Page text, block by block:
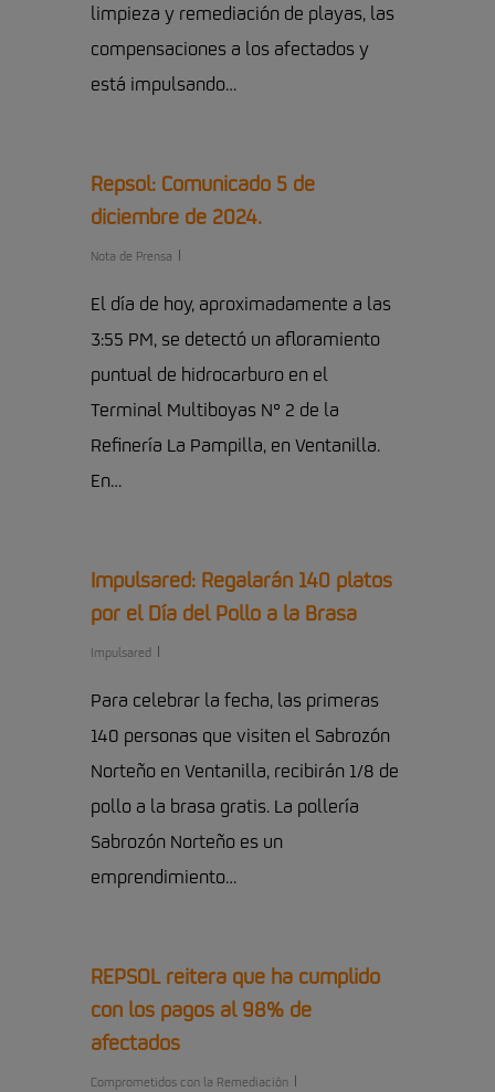
limpieza y remediación de playas, las
compensaciones a los afectados y
está impulsando…
Repsol: Comunicado 5 de
diciembre de 2024.
Nota de Prensa
El día de hoy, aproximadamente a las
3:55 PM, se detectó un afloramiento
puntual de hidrocarburo en el
Terminal Multiboyas N° 2 de la
Refinería La Pampilla, en Ventanilla.
En…
Impulsared: Regalarán 140 platos
por el Día del Pollo a la Brasa
Impulsared
Para celebrar la fecha, las primeras
140 personas que visiten el Sabrozón
Norteño en Ventanilla, recibirán 1/8 de
pollo a la brasa gratis. La pollería
Sabrozón Norteño es un
emprendimiento…
REPSOL reitera que ha cumplido
con los pagos al 98% de
afectados
Comprometidos con la Remediación